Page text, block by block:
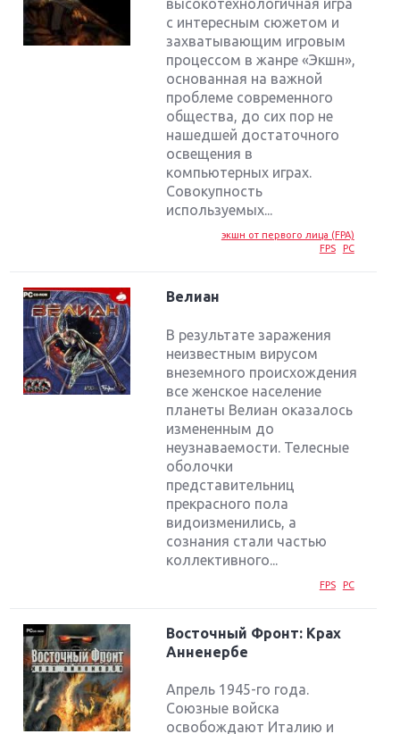
высокотехнологичная игра
с интересным сюжетом и
захватывающим игровым
процессом в жанре «Экшн»,
основанная на важной
проблеме современного
общества, до сих пор не
нашедшей достаточного
освещения в
компьютерных играх.
Совокупность
используемых...
экшн от первого лица (FPA)
FPS
PC
Велиан
В результате заражения
неизвестным вирусом
внеземного происхождения
все женское население
планеты Велиан оказалось
измененным до
неузнаваемости. Телесные
оболочки
представительниц
прекрасного пола
видоизменились, а
сознания стали частью
коллективного...
FPS PC
Восточный Фронт: Крах
Анненербе
Апрель 1945-го года.
Союзные войска
освобождают Италию и